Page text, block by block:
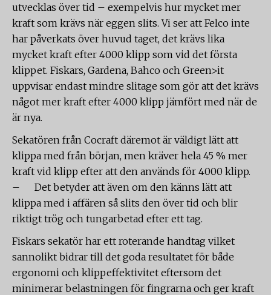
utvecklas över tid – exempelvis hur mycket mer
kraft som krävs när eggen slits. Vi ser att Felco inte
har påverkats över huvud taget, det krävs lika
mycket kraft efter 4000 klipp som vid det första
klippet. Fiskars, Gardena, Bahco och Green>it
uppvisar endast mindre slitage som gör att det krävs
något mer kraft efter 4000 klipp jämfört med när de
är nya.
Sekatören från Cocraft däremot är väldigt lätt att
klippa med från början, men kräver hela 45 % mer
kraft vid klipp efter att den används för 4000 klipp.
– Det betyder att även om den känns lätt att
klippa med i affären så slits den över tid och blir
riktigt trög och tungarbetad efter ett tag.
Fiskars sekatör har ett roterande handtag vilket
sannolikt bidrar till det goda resultatet för både
ergonomi och klippeffektivitet eftersom det
minimerar belastningen för fingrarna och ger kraft